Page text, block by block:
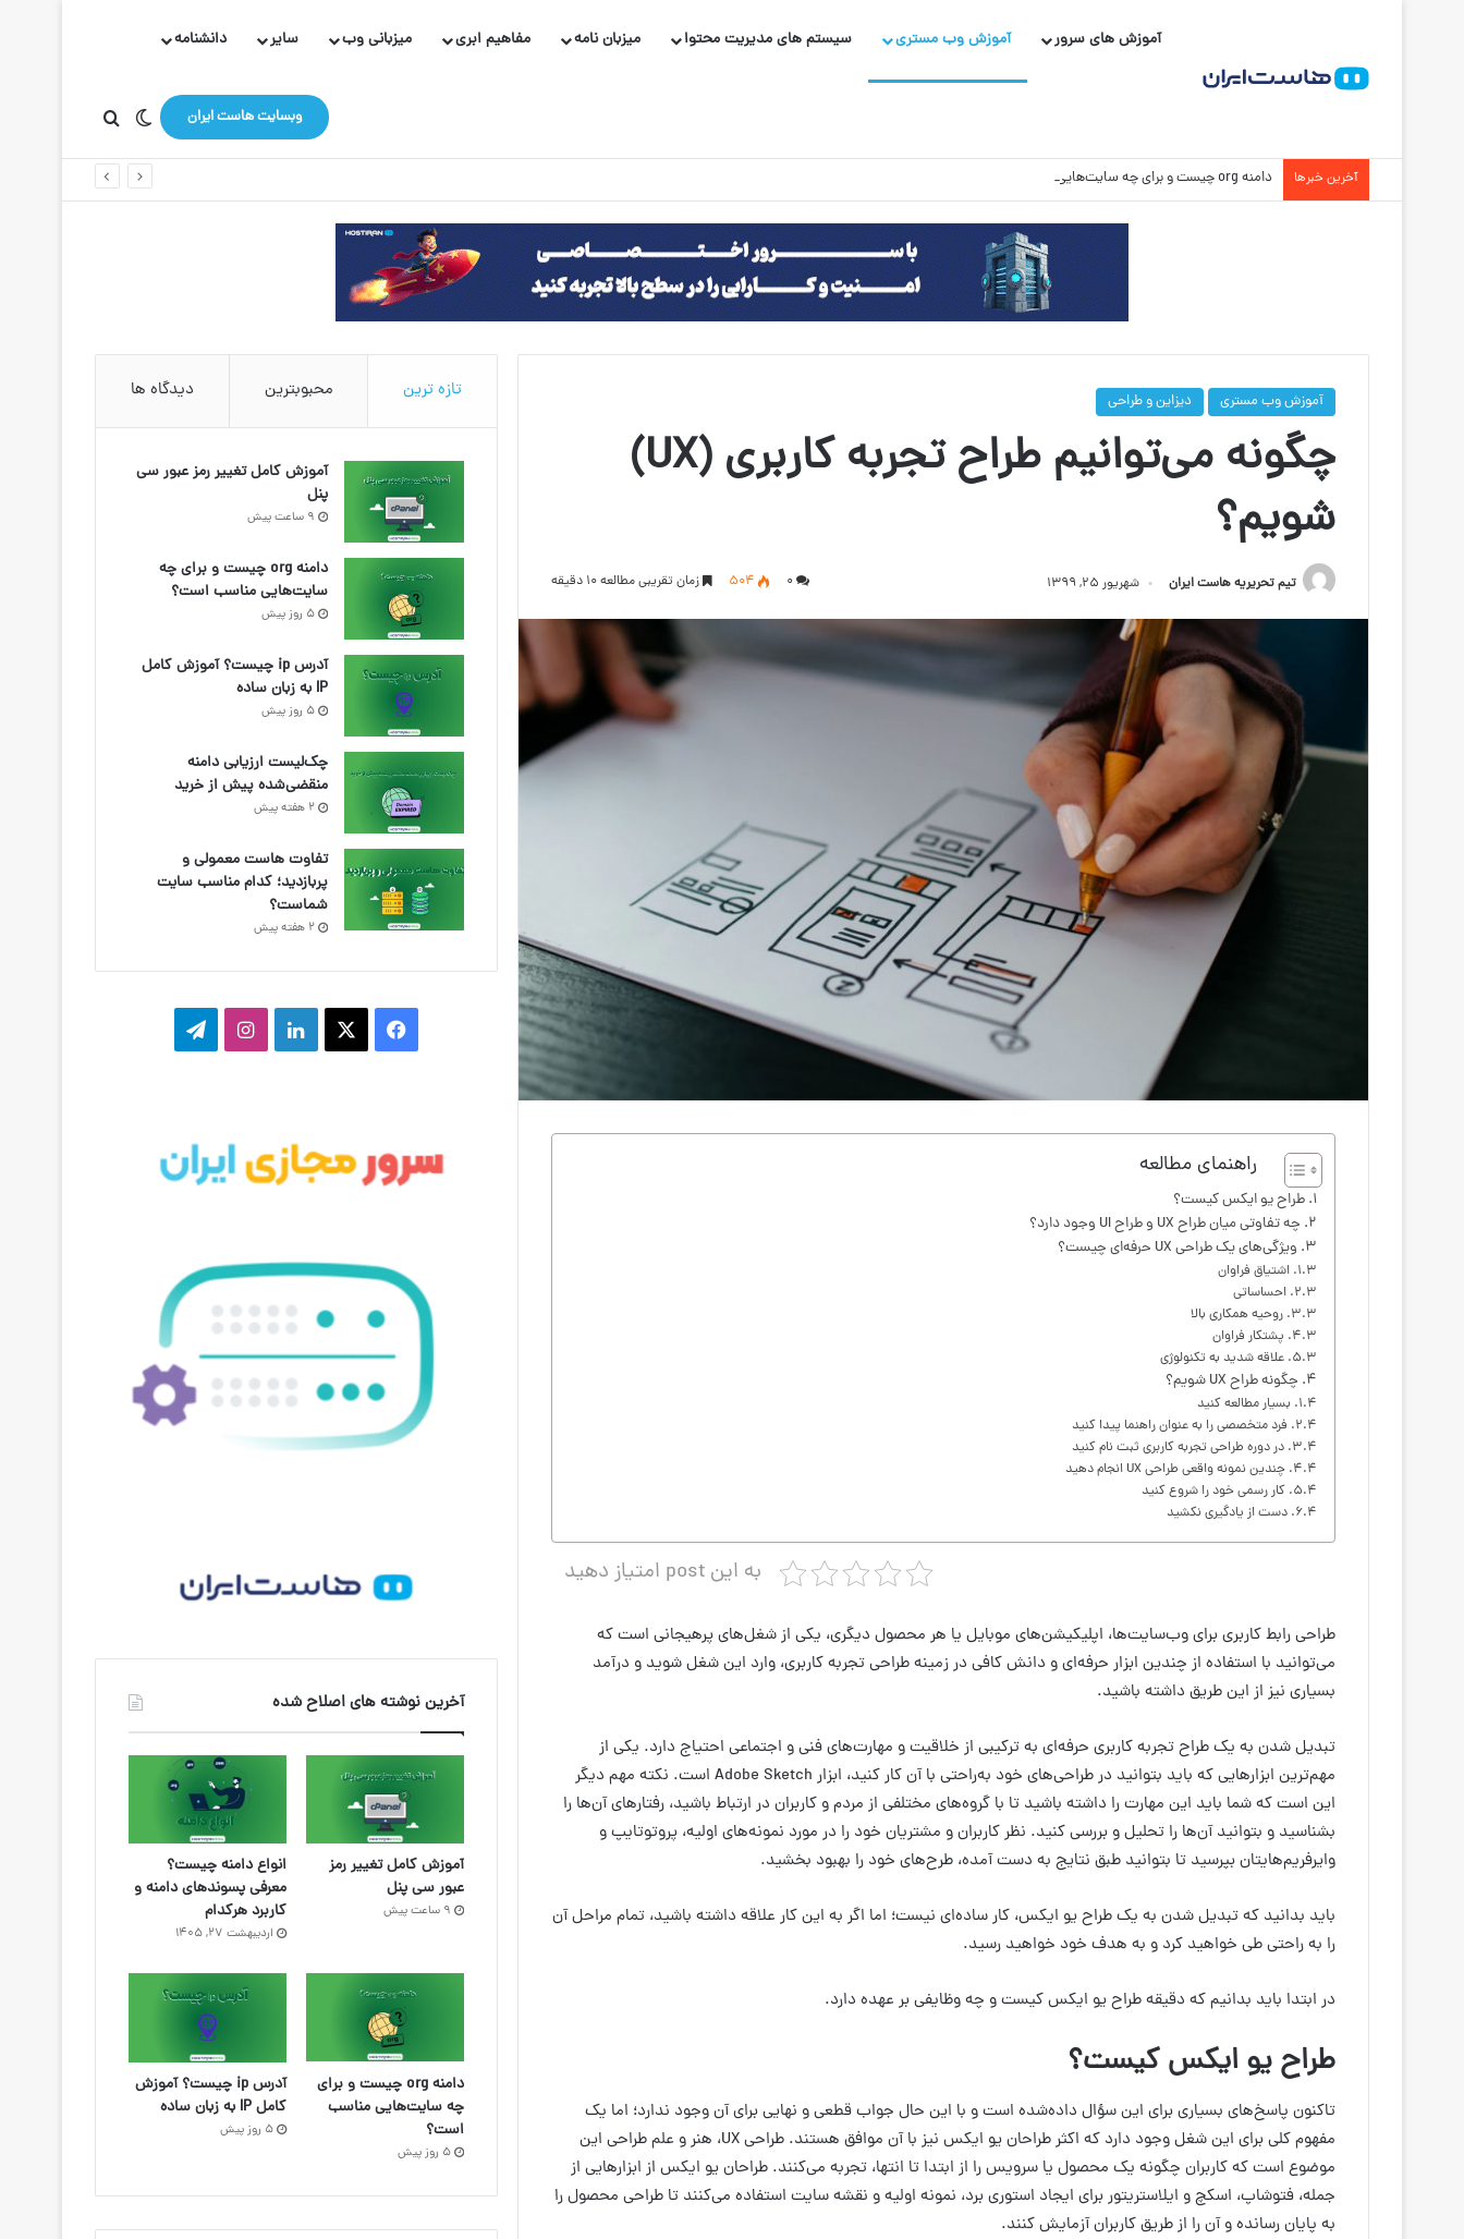
آموزش های سرور آموزش وب مستری سیستم های مدیریت محتوا میزبان نامه مفاهیم ابری میزبانی وب سایر دانشنامه
وبسایت هاست ایران تغییر پوسته
آخرین خبرها دامنه org چیست و برای چه سایت‌هایی مناسب است؟
آموزش وب مستری دیزاین و طراحی
چگونه می‌توانیم طراح تجربه کاربری (UX)
شویم؟
تیم تحریریه هاست ایران شهریور ۲۵, ۱۳۹۹ ۰ 504 زمان تقریبی مطالعه 10 دقیقه
راهنمای مطالعه
طراح یو ایکس کیست؟
چه تفاوتی میان طراح UX و طراح UI وجود دارد؟
ویژگی‌های یک طراحی UX حرفه‌ای چیست؟
اشتیاق فراوان
احساساتی
روحیه همکاری بالا
پشتکار فراوان
علاقه شدید به تکنولوژی
چگونه طراح UX شویم؟
بسیار مطالعه کنید
فرد متخصصی را به عنوان راهنما پیدا کنید
در دوره طراحی تجربه کاربری ثبت نام کنید
چندین نمونه واقعی طراحی UX انجام دهید
کار رسمی خود را شروع کنید
دست از یادگیری نکشید
به این post امتیاز دهید
طراحی رابط کاربری برای وب‌سایت‌ها، اپلیکیشن‌های موبایل یا هر محصول دیگری، یکی از شغل‌های پرهیجانی است که
می‌توانید با استفاده از چندین ابزار حرفه‌ای و دانش کافی در زمینه طراحی تجربه کاربری، وارد این شغل شوید و درآمد
بسیاری نیز از این طریق داشته باشید.
تبدیل شدن به یک طراح تجربه کاربری حرفه‌ای به ترکیبی از خلاقیت و مهارت‌های فنی و اجتماعی احتیاج دارد. یکی از
مهم‌ترین ابزارهایی که باید بتوانید در طراحی‌های خود به‌راحتی با آن کار کنید، ابزار Adobe Sketch است. نکته مهم دیگر
این است که شما باید این مهارت را داشته باشید تا با گروه‌های مختلفی از مردم و کاربران در ارتباط باشید، رفتارهای آن‌ها را
بشناسید و بتوانید آن‌ها را تحلیل و بررسی کنید. نظر کاربران و مشتریان خود را در مورد نمونه‌های اولیه، پروتوتایپ و
وایرفریم‌هایتان بپرسید تا بتوانید طبق نتایج به دست آمده، طرح‌های خود را بهبود بخشید.
باید بدانید که تبدیل شدن به یک طراح یو ایکس، کار ساده‌ای نیست؛ اما اگر به این کار علاقه داشته باشید، تمام مراحل آن
را به راحتی طی خواهید کرد و به هدف خود خواهید رسید.
در ابتدا باید بدانیم که دقیقه طراح یو ایکس کیست و چه وظایفی بر عهده دارد.
طراح یو ایکس کیست؟
تاکنون پاسخ‌های بسیاری برای این سؤال داده‌شده است و با این حال جواب قطعی و نهایی برای آن وجود ندارد؛ اما یک
مفهوم کلی برای این شغل وجود دارد که اکثر طراحان یو ایکس نیز با آن موافق هستند. طراحی UX، هنر و علم طراحی این
موضوع است که کاربران چگونه یک محصول یا سرویس را از ابتدا تا انتها، تجربه می‌کنند. طراحان یو ایکس از ابزارهایی از
جمله، فتوشاپ، اسکچ و ایلاستریتور برای ایجاد استوری برد، نمونه اولیه و نقشه سایت استفاده می‌کنند تا طراحی محصول را
به پایان رسانده و آن را از طریق کاربران آزمایش کنند.
تازه ترین محبوبترین دیدگاه ها
آموزش کامل تغییر رمز عبور سی
پنل
9 ساعت پیش
دامنه org چیست و برای چه
سایت‌هایی مناسب است؟
5 روز پیش
آدرس ip چیست؟ آموزش کامل
IP به زبان ساده
5 روز پیش
چک‌لیست ارزیابی دامنه
منقضی‌شده پیش از خرید
2 هفته پیش
تفاوت هاست معمولی و
پربازدید؛ کدام مناسب سایت
شماست؟
2 هفته پیش
ب
س
ل
ک
ن
ا
س
ر
ا
ر
آخرین نوشته های اصلاح شده
آموزش کامل تغییر رمز
عبور سی پنل
9 ساعت پیش
انواع دامنه چیست؟
معرفی پسوندهای دامنه و
کاربرد هرکدام
اردیبهشت ۲۷, ۱۴۰۵
دامنه org چیست و برای
چه سایت‌هایی مناسب
است؟
5 روز پیش
آدرس ip چیست؟ آموزش
کامل IP به زبان ساده
5 روز پیش